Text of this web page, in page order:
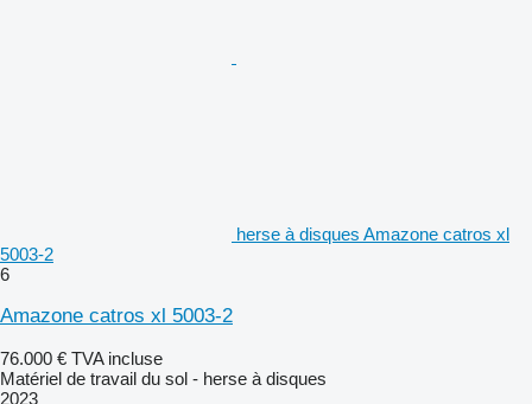
herse à disques Amazone catros xl
5003-2
6
Amazone catros xl 5003-2
76.000 € TVA incluse
Matériel de travail du sol - herse à disques
2023